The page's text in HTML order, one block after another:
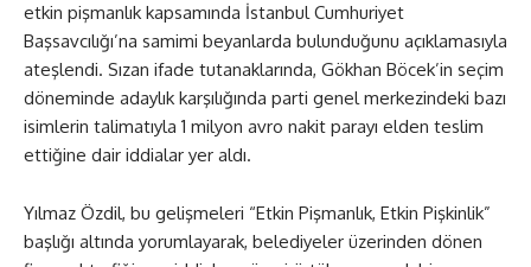
etkin pişmanlık kapsamında İstanbul Cumhuriyet
Başsavcılığı’na samimi beyanlarda bulunduğunu açıklamasıyla
ateşlendi. Sızan ifade tutanaklarında, Gökhan Böcek’in seçim
döneminde adaylık karşılığında parti genel merkezindeki bazı
isimlerin talimatıyla 1 milyon avro nakit parayı elden teslim
ettiğine dair iddialar yer aldı.
Yılmaz Özdil, bu gelişmeleri “Etkin Pişmanlık, Etkin Pişkinlik”
başlığı altında yorumlayarak, belediyeler üzerinden dönen